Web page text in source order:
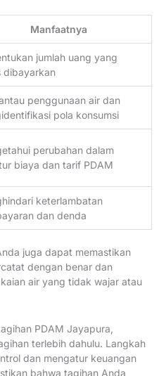
Manfaatnya
jumlah uang yang
dibayarkan
penggunaan air dan
pola konsumsi
perubahan dalam
biaya dan tarif PDAM
keterlambatan
dan denda
juga dapat memastikan
dengan benar dan
air yang tidak wajar atau
PDAM Jayapura,
terlebih dahulu. Langkah
dan mengatur keuangan
bahwa tagihan Anda